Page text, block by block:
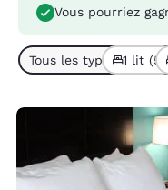
Vous pourriez
Tous les types de1 lit (5)